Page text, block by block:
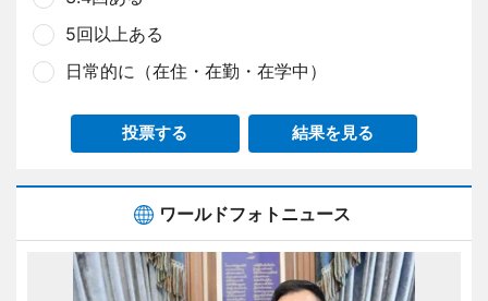
5回以上ある
日常的に（在住・在勤・在学中）
投票する 結果を見る
ワールドフォトニュース